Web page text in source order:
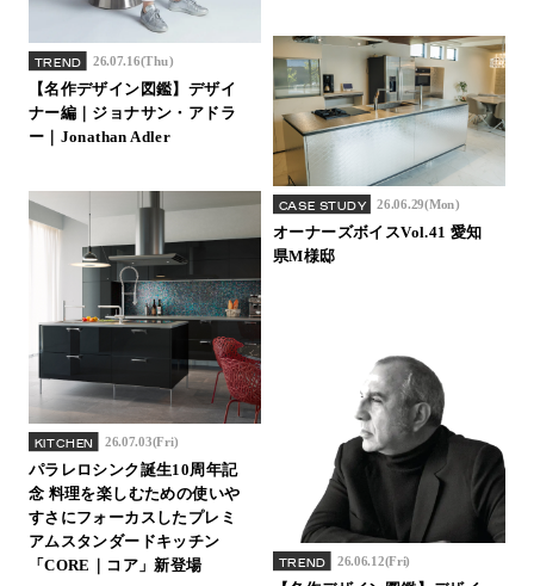
TREND 26.07.16(Thu)
【名作デザイン図鑑】デザイ
ナー編｜ジョナサン・アドラ
ー｜Jonathan Adler
KITCHEN 26.07.03(Fri)
パラレロシンク誕生10周年記
念 料理を楽しむための使いや
すさにフォーカスしたプレミ
アムスタンダードキッチン
「CORE｜コア」新登場
CASE STUDY 26.06.29(Mon)
オーナーズボイスVol.41 愛知
県M様邸
TREND 26.06.12(Fri)